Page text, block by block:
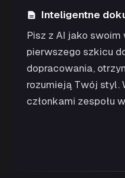
Inteligentne
Pisz z AI jako swoim
pierwszego szkicu
dopracowania,
rozumieją Twój styl.
członkami zespołu